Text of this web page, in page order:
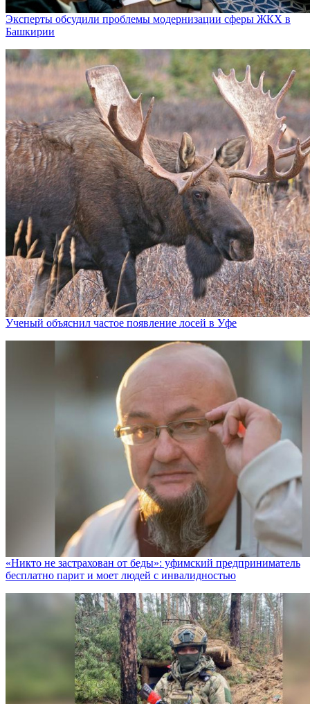
Эксперты обсудили проблемы модернизации сферы ЖКХ в
Башкирии
Ученый объяснил частое появление лосей в Уфе
«Никто не заcтрахован от беды»: уфимский предприниматель
бесплатно парит и моет людей с инвалидностью